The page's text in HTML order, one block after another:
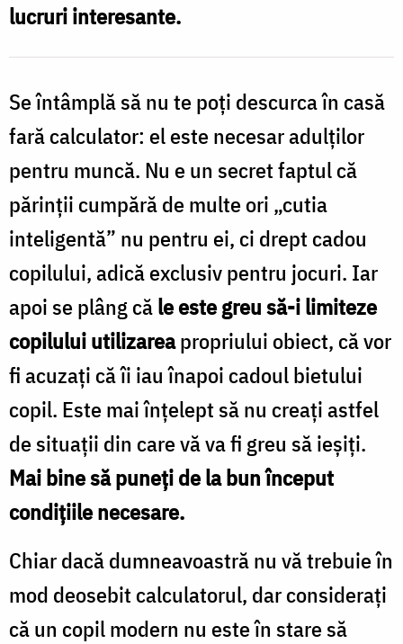
lucruri interesante.
Se întâmplă să nu te poţi descurca în casă
fară calculator: el este necesar adulţilor
pentru muncă. Nu e un secret faptul că
părinţii cumpără de multe ori „cutia
inteligentă” nu pentru ei, ci drept cadou
copilului, adică exclusiv pentru jocuri. Iar
apoi se plâng căle este greu să-i limiteze
copilului utilizareapropriului obiect, că vor
fi acuzaţi că îi iau înapoi cadoul bietului
copil. Este mai înţelept să nu creaţi astfel
de situaţii din care vă va fi greu să ieşiţi.
Mai bine să puneţi de la bun început
condiţiile necesare.
Chiar dacă dumneavoastră nu vă trebuie în
mod deosebit calculatorul, dar consideraţi
că un copil modern nu este în stare să